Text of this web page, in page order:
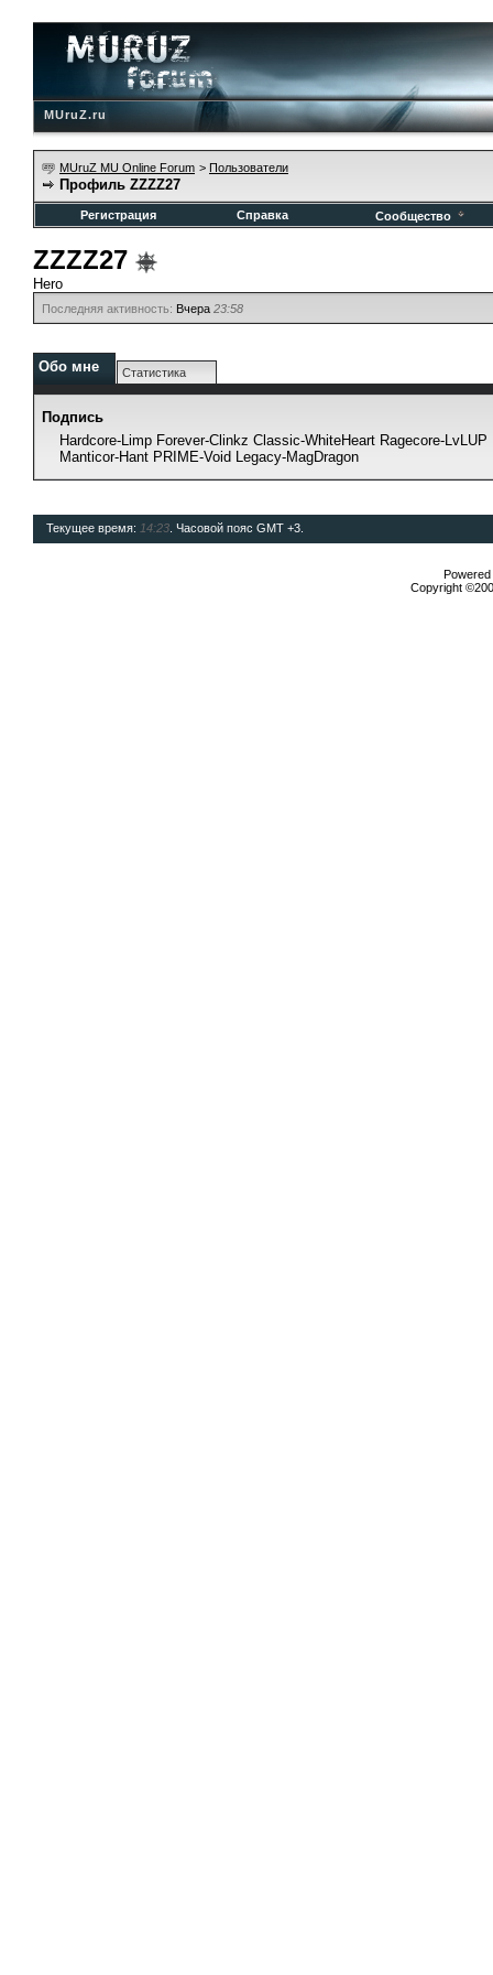
MUruZ.ru
MUruZ MU Online Forum > Пользователи
Профиль ZZZZ27
Регистрация Справка Сообщество
ZZZZ27
Hero
Последняя активность: Вчера 23:58
Обо мне Статистика
Подпись
Hardcore-Limp Forever-Clinkz Classic-WhiteHeart Ragecore-
Manticor-Hant PRIME-Void Legacy-MagDragon
Текущее время: 14:23 . Часовой пояс GMT +3.
Copyright